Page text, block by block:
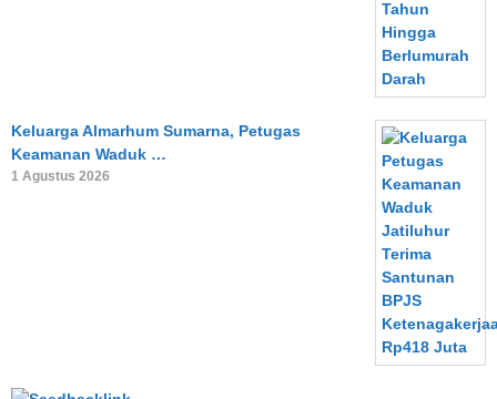
Keluarga Almarhum Sumarna, Petugas
Keamanan Waduk …
1 Agustus 2026